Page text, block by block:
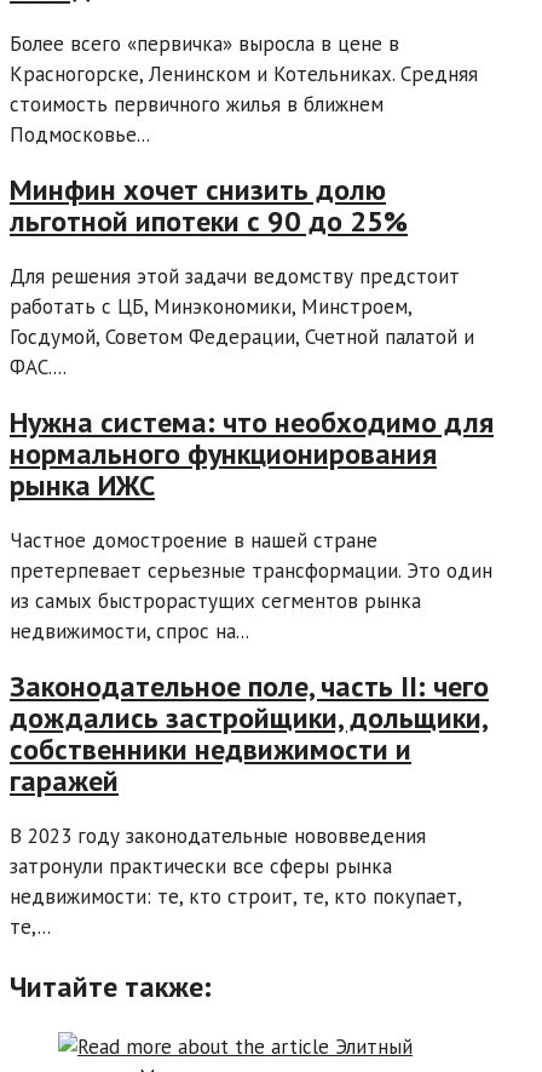
Более всего «первичка» выросла в цене в
Красногорске, Ленинском и Котельниках. Средняя
стоимость первичного жилья в ближнем
Подмосковье...
Минфин хочет снизить долю
льготной ипотеки с 90 до 25%
Для решения этой задачи ведомству предстоит
работать с ЦБ, Минэкономики, Минстроем,
Госдумой, Советом Федерации, Счетной палатой и
ФАС....
Нужна система: что необходимо для
нормального функционирования
рынка ИЖС
Частное домостроение в нашей стране
претерпевает серьезные трансформации. Это один
из самых быстрорастущих сегментов рынка
недвижимости, спрос на...
Законодательное поле, часть II: чего
дождались застройщики, дольщики,
собственники недвижимости и
гаражей
В 2023 году законодательные нововведения
затронули практически все сферы рынка
недвижимости: те, кто строит, те, кто покупает,
те,...
Читайте также: